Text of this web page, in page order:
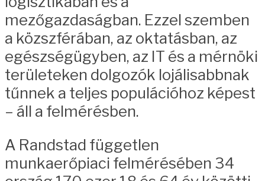
mezőgazdaságban. Ezzel szemben
a közszférában, az oktatásban, az
egészségügyben, az IT és a mérnöki
területeken dolgozók lojálisabbnak
tűnnek a teljes populációhoz képest
– áll a felmérésben.
A Randstad független
munkaerőpiaci felmérésében 34